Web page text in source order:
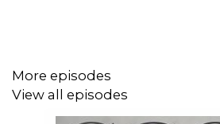
More episodes
View all episodes